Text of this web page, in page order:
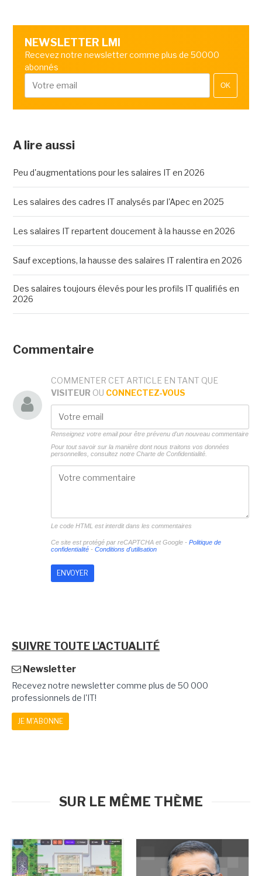
NEWSLETTER LMI
Recevez notre newsletter comme plus de 50000
abonnés
OK
A lire aussi
Peu d'augmentations pour les salaires IT en 2026
Les salaires des cadres IT analysés par l'Apec en 2025
Les salaires IT repartent doucement à la hausse en 2026
Sauf exceptions, la hausse des salaires IT ralentira en 2026
Des salaires toujours élevés pour les profils IT qualifiés en
2026
Commentaire
COMMENTER CET ARTICLE EN TANT QUE
VISITEUR OU CONNECTEZ-VOUS
Renseignez votre email pour être prévenu d'un nouveau commentaire
Pour tout savoir sur la manière dont nous traitons vos données
personnelles, consultez notre Charte de Confidentialité.
Le code HTML est interdit dans les commentaires
Ce site est protégé par reCAPTCHA et Google - Politique de
confidentialité- Conditions d'utilisation
SUIVRE TOUTE L'ACTUALITÉ
Newsletter
Recevez notre newsletter comme plus de 50 000
professionnels de l'IT!
JE M'ABONNE
SUR LE MÊME THÈME